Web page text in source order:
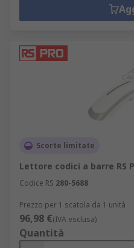
Scorte limitate
Lettore codici a barre RS
Codice RS 280-5688
Prezzo per 1 scatola da 1 unità
96,98 €(IVA esclusa)
Quantità